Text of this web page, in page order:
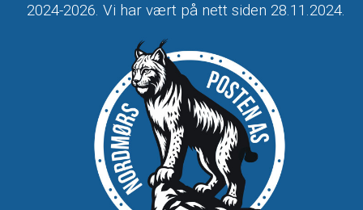
2024-2026. Vi har vært på nett siden 28.11.2024.